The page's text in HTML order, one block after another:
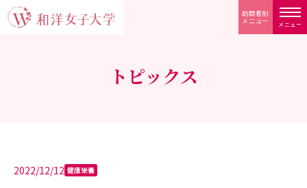
メニュー
訪問者別
メニュー
トピックス
2022/12/12 健康栄養